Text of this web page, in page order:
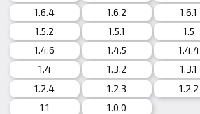
1.6.4
1.6.2 1.6.1
1.5.2
1.5.1 1.5
1.4.6
1.4.5 1.4.4
1.4
1.3.2 1.3.1
1.2.4
1.2.3 1.2.2
1.1
1.0.0